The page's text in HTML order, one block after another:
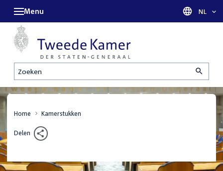
Zoeken
Menu Taal
NL
Home Kamerstukken
Delen